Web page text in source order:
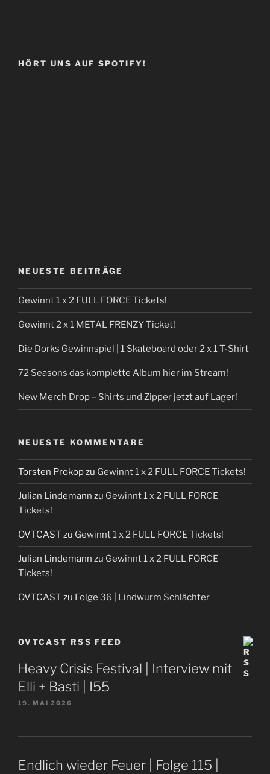
HÖRT UNS AUF SPOTIFY!
NEUESTE BEITRÄGE
Gewinnt 1 x 2 FULL FORCE Tickets!
Gewinnt 2 x 1 METAL FRENZY Ticket!
Die Dorks Gewinnspiel | 1 Skateboard oder 2 x 1 T-Shirt
72 Seasons das komplette Album hier im Stream!
New Merch Drop – Shirts und Zipper jetzt auf Lager!
NEUESTE KOMMENTARE
Torsten Prokopzu Gewinnt 1 x 2 FULL FORCE Tickets!
Julian Lindemann zu Gewinnt 1 x 2 FULL FORCE
Tickets!
OVTCAST zu Gewinnt 1 x 2 FULL FORCE Tickets!
Julian Lindemann zu Gewinnt 1 x 2 FULL FORCE
Tickets!
OVTCAST zu Folge 36 | Lindwurm Schlächter
OVTCAST RSS FEED
Heavy Crisis Festival | Interview mit
Elli + Basti | I55
19. MAI 2026
Endlich wieder Feuer | Folge 115 |